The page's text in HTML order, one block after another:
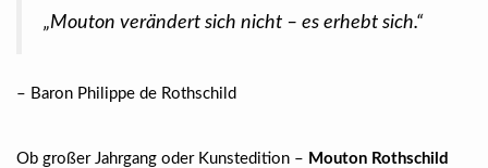
„Mouton verändert sich nicht – es erhebt sich.“
– Baron Philippe de Rothschild
Ob großer Jahrgang oder Kunstedition – Mouton Rothschild